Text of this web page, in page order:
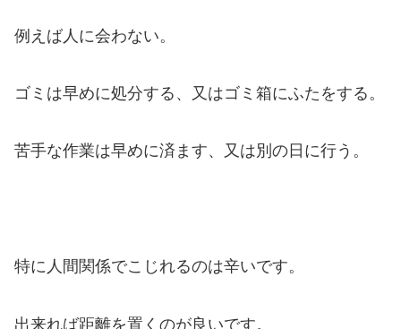
例えば人に会わない。
ゴミは早めに処分する、又はゴミ箱にふたをする。
苦手な作業は早めに済ます、又は別の日に行う。
特に人間関係でこじれるのは辛いです。
出来れば距離を置くのが良いです。